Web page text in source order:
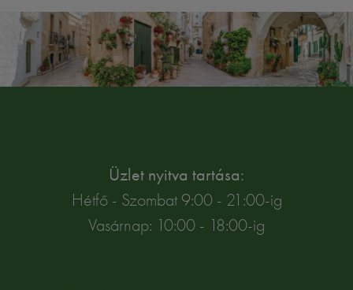
Üzlet nyitva tartása:
Hétfő - Szombat 9:00 - 21:00-ig
Vasárnap: 10:00 - 18:00-ig